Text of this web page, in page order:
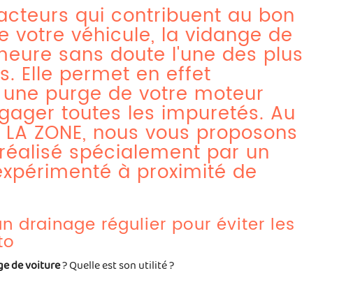
qui contribuent au bon
votre véhicule, la vidange de
sans doute l'une des plus
Elle permet en effet
purge de votre moteur
toutes les impuretés. Au
LA ZONE, nous vous proposons
spécialement par un
à proximité de
drainage régulier pour éviter les
de voiture? Quelle est son utilité ?